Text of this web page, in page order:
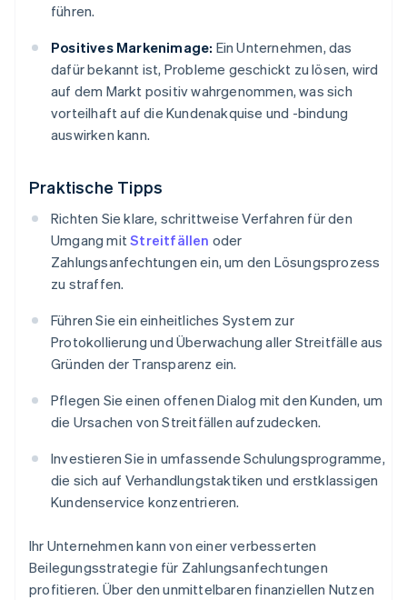
führen.
Positives Markenimage: Ein Unternehmen, das
dafür bekannt ist, Probleme geschickt zu lösen, wird
auf dem Markt positiv wahrgenommen, was sich
vorteilhaft auf die Kundenakquise und -bindung
auswirken kann.
Praktische Tipps
Richten Sie klare, schrittweise Verfahren für den
Umgang mitStreitfällen oder
Zahlungsanfechtungen ein, um den Lösungsprozess
zu straffen.
Führen Sie ein einheitliches System zur
Protokollierung und Überwachung aller Streitfälle aus
Gründen der Transparenz ein.
Pflegen Sie einen offenen Dialog mit den Kunden, um
die Ursachen von Streitfällen aufzudecken.
Investieren Sie in umfassende Schulungsprogramme,
die sich auf Verhandlungstaktiken und erstklassigen
Kundenservice konzentrieren.
Ihr Unternehmen kann von einer verbesserten
Beilegungsstrategie für Zahlungsanfechtungen
profitieren. Über den unmittelbaren finanziellen Nutzen